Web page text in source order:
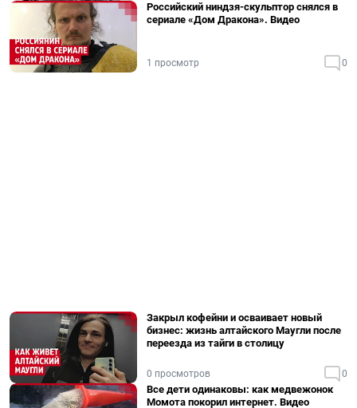
Российский ниндзя-скульптор снялся в
сериале «Дом Дракона». Видео
1 просмотр 0
Закрыл кофейни и осваивает новый
бизнес: жизнь алтайского Маугли после
переезда из тайги в столицу
0 просмотров 0
Все дети одинаковы: как медвежонок
Момота покорил интернет. Видео